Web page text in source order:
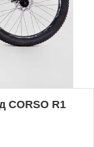
CORSO R1